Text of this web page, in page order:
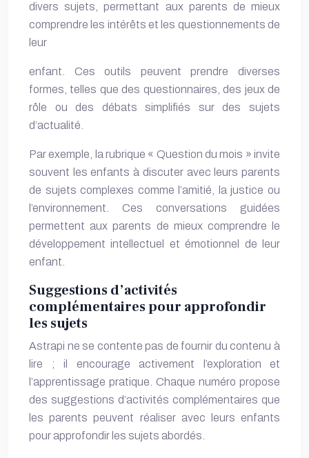
divers sujets, permettant aux parents de mieux
comprendre les intérêts et les questionnements de
leur
enfant. Ces outils peuvent prendre diverses
formes, telles que des questionnaires, des jeux de
rôle ou des débats simplifiés sur des sujets
d’actualité.
Par exemple, la rubrique « Question du mois » invite
souvent les enfants à discuter avec leurs parents
de sujets complexes comme l’amitié, la justice ou
l’environnement. Ces conversations guidées
permettent aux parents de mieux comprendre le
développement intellectuel et émotionnel de leur
enfant.
Suggestions d’activités
complémentaires pour approfondir
les sujets
Astrapi ne se contente pas de fournir du contenu à
lire ; il encourage activement l’exploration et
l’apprentissage pratique. Chaque numéro propose
des suggestions d’activités complémentaires que
les parents peuvent réaliser avec leurs enfants
pour approfondir les sujets abordés.